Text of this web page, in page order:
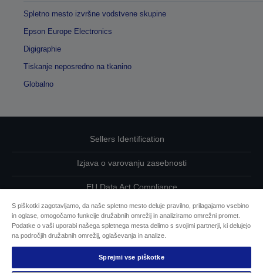
Spletno mesto izvršne vodstvene skupine
Epson Europe Electronics
Digigraphie
Tiskanje neposredno na tkanino
Globalno
Sellers Identification
Izjava o varovanju zasebnosti
EU Data Act Compliance
Kontaktirajte nas glede svojih podatkov
Informacije o piškotkih
Epsonova zavezanost dostopnosti
S piškotki zagotavljamo, da naše spletno mesto deluje pravilno, prilagajamo vsebino
in oglase, omogočamo funkcije družabnih omrežij in analiziramo omrežni promet.
Podatke o vaši uporabi našega spletnega mesta delimo s svojimi partnerji, ki delujejo
na področjih družabnih omrežij, oglaševanja in analize.
Sprejmi vse piškotke